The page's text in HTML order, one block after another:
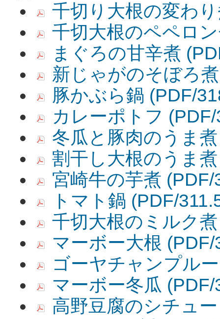
千切り大根の変わ
千切大根のペペロ
まぐろの甘辛煮
新じゃがのそぼろ煮
豚かぶら鍋 (PDF/
カレーポトフ
冬瓜と豚肉のうま煮
割干し大根のうま煮
宮崎牛の芋煮 (PDF/
トマト鍋 (PDF/
千切大根のミルク煮
マーボー大根
ゴーヤチャンプルー
マーボー冬瓜
高野豆腐のシチュー